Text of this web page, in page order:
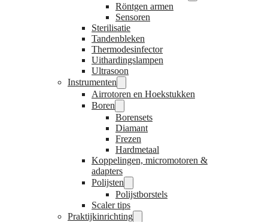
Röntgen armen
Sensoren
Sterilisatie
Tandenbleken
Thermodesinfector
Uithardingslampen
Ultrasoon
Instrumenten
Airrotoren en Hoekstukken
Boren
Borensets
Diamant
Frezen
Hardmetaal
Koppelingen, micromotoren &
adapters
Polijsten
Polijstborstels
Scaler tips
Praktijkinrichting